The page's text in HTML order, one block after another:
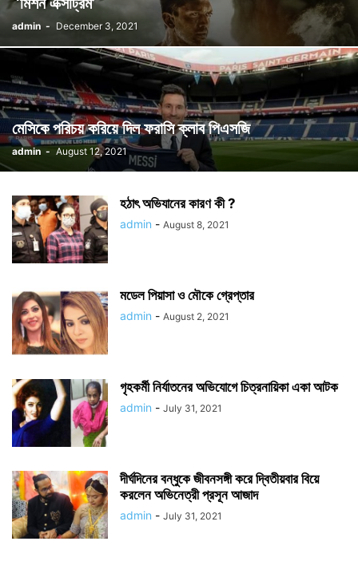
admin - December 3, 2021
মেসিকে পরিচয় করিয়ে দিল ফরাসি ক্লাব পিএসজি
admin - August 12, 2021
হঠাৎ অভিযানের কারণ কী ?
admin - August 8, 2021
মডেল পিয়াসা ও মৌকে গ্রেপ্তার
admin - August 2, 2021
গৃহকর্মী নির্যাতনের অভিযোগে চিত্রনায়িকা একা আটক
admin - July 31, 2021
দীর্ঘদিনের বন্ধুকে জীবনসঙ্গী করে দ্বিতীয়বার বিয়ে
করলেন অভিনেত্রী প্রসূন আজাদ
admin - July 31, 2021